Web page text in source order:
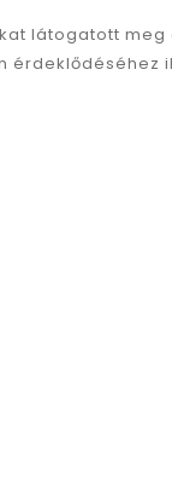
látogatott
érdeklődéséhez